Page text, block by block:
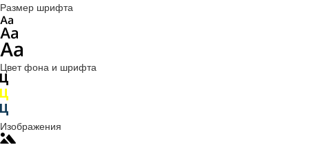
Размер шрифта
Цвет фона и шрифта
Изображения